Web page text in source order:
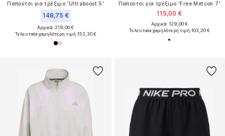
Παπούτσι για τρέξιμο 'Ultraboost 5'
148,75 €
Αρχικά: 219,00 €
Τελευταία χαμηλότερη τιμή:153,30 €
Παπούτσι για τρέξιμο 'Free Metcon 7'
115,00 €
Αρχικά: 129,00 €
Τελευταία χαμηλότερη τιμή:103,20 €